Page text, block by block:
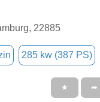
22885
285 kw (387 PS)
★ ➦